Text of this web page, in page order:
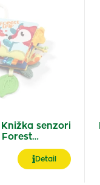
Knižka senzori
Forest…
Detail